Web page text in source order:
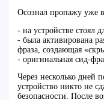
Осознал пропажу уже
- на устройстве стоял
- была активирована
фраза, создающая
- оригинальная сид-
Через несколько дней
устройство никто не
безопасности. После